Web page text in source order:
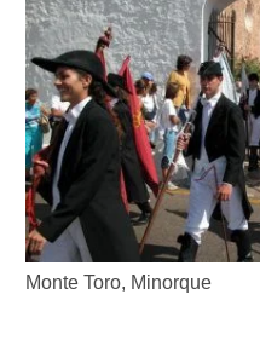
Monte Toro, Minorque